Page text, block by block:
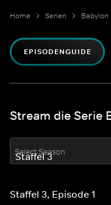
Home Serien Babylon
EPISODENGUIDE
Stream die Serie
Select Season
Staffel 3, Episode 1